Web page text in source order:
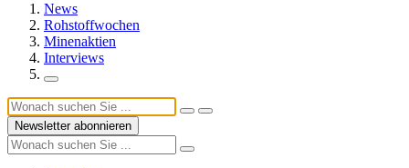
News
Rohstoffwochen
Minenaktien
Interviews
Newsletter abonnieren